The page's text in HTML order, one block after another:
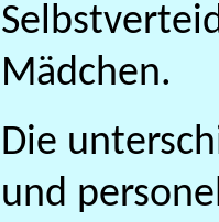
Mädchen.
Die
und